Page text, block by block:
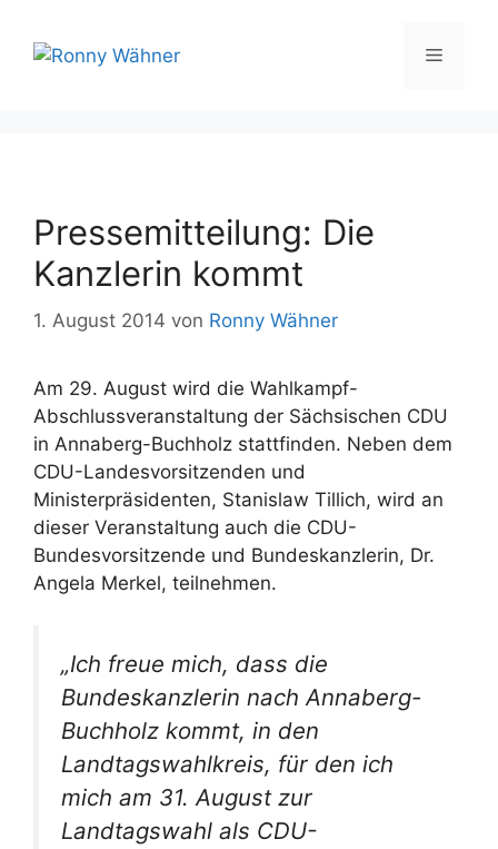
Inhalt
springen
Menü
Pressemitteilung: Die
Kanzlerin kommt
1. August 2014 von Ronny Wähner
Am 29. August wird die Wahlkampf-
Abschlussveranstaltung der Sächsischen CDU
in Annaberg-Buchholz stattfinden. Neben dem
CDU-Landesvorsitzenden und
Ministerpräsidenten, Stanislaw Tillich, wird an
dieser Veranstaltung auch die CDU-
Bundesvorsitzende und Bundeskanzlerin, Dr.
Angela Merkel, teilnehmen.
„Ich freue mich, dass die
Bundeskanzlerin nach Annaberg-
Buchholz kommt, in den
Landtagswahlkreis, für den ich
mich am 31. August zur
Landtagswahl als CDU-